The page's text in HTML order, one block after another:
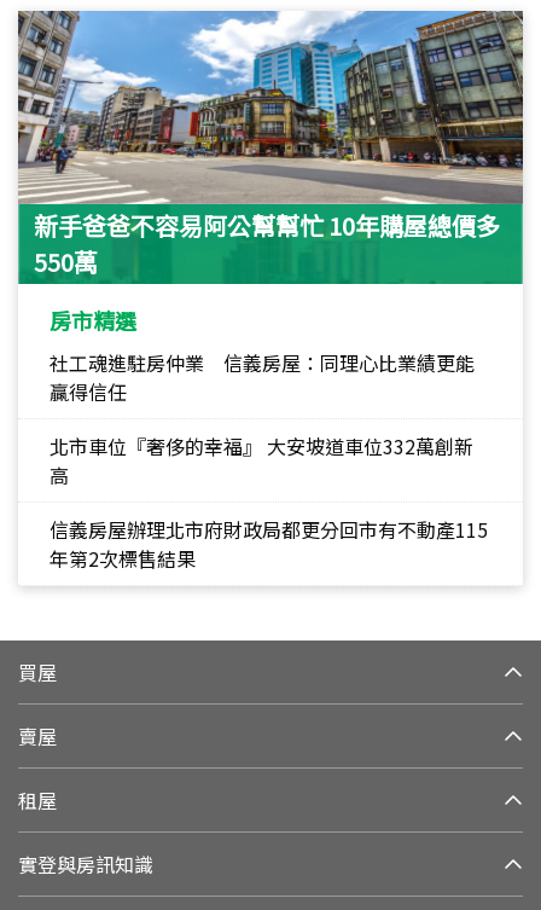
新手爸爸不容易阿公幫幫忙 10年購屋總價多
550萬
房市精選
社工魂進駐房仲業 信義房屋：同理心比業績更能
贏得信任
北市車位『奢侈的幸福』 大安坡道車位332萬創新
高
信義房屋辦理北市府財政局都更分回市有不動產115
年第2次標售結果
買屋
賣屋
租屋
實登與房訊知識